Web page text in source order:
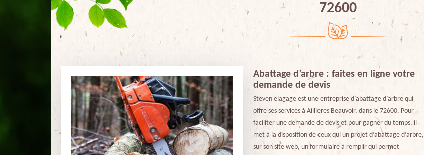
72600
Abattage d’arbre : faites en ligne votre
demande de devis
Steven elagage est une entreprise d’abattage d’arbre qui
offre ses services à Aillieres Beauvoir, dans le 72600. Pour
faciliter une demande de devis et pour gagner du temps, il
met à la disposition de ceux qui un projet d’abattage d’arbre,
sur son site web, un formulaire à remplir qui permet